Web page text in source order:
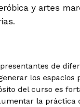
y artes
de
los
del curso es
la práctica